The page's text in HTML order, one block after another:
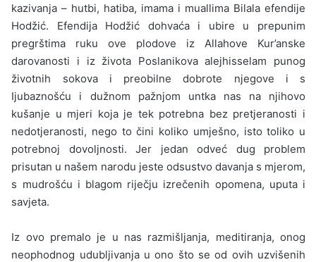
ka­zivanja – hutbi, hatiba, imama i muallima Bilala efendije
Hodžić. Efendija Hodžić dohvaća i ubire u prepunim
pregrštima ruku ove plodove iz Allahove Kur’anske
darovanosti i iz života Poslanikova alejhisselam punog
životnih sokova i preobilne dobrote njegove i s
Ijubaznošću i dužnom pažnjom untka nas na njihovo
kušanje u mjeri koja je tek potrebna bez pretjeranosti i
nedotjeranosti, nego to čini koliko umješno, isto toliko u
potrebnoj dovoljnosti. Jer je­dan odveć dug problem
prisutan u našem narodu jeste odsustvo davanja s mjerom,
s mudrošću i blagom riječju izrečenih opomena, uputa i
savjeta.
Iz ovo premalo je u nas razmišljanja, meditiranja, onog
neop­hodnog udubljivanja u ono što se od ovih uzvišenih